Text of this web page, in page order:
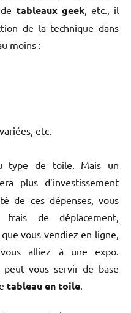
tableaux geek, etc., il
de la technique dans
moins :
etc.
type de toile. Mais un
plus d’investissement
de ces dépenses, vous
de déplacement,
vous vendiez en ligne,
alliez à une expo.
peut vous servir de base
tableau en toile.